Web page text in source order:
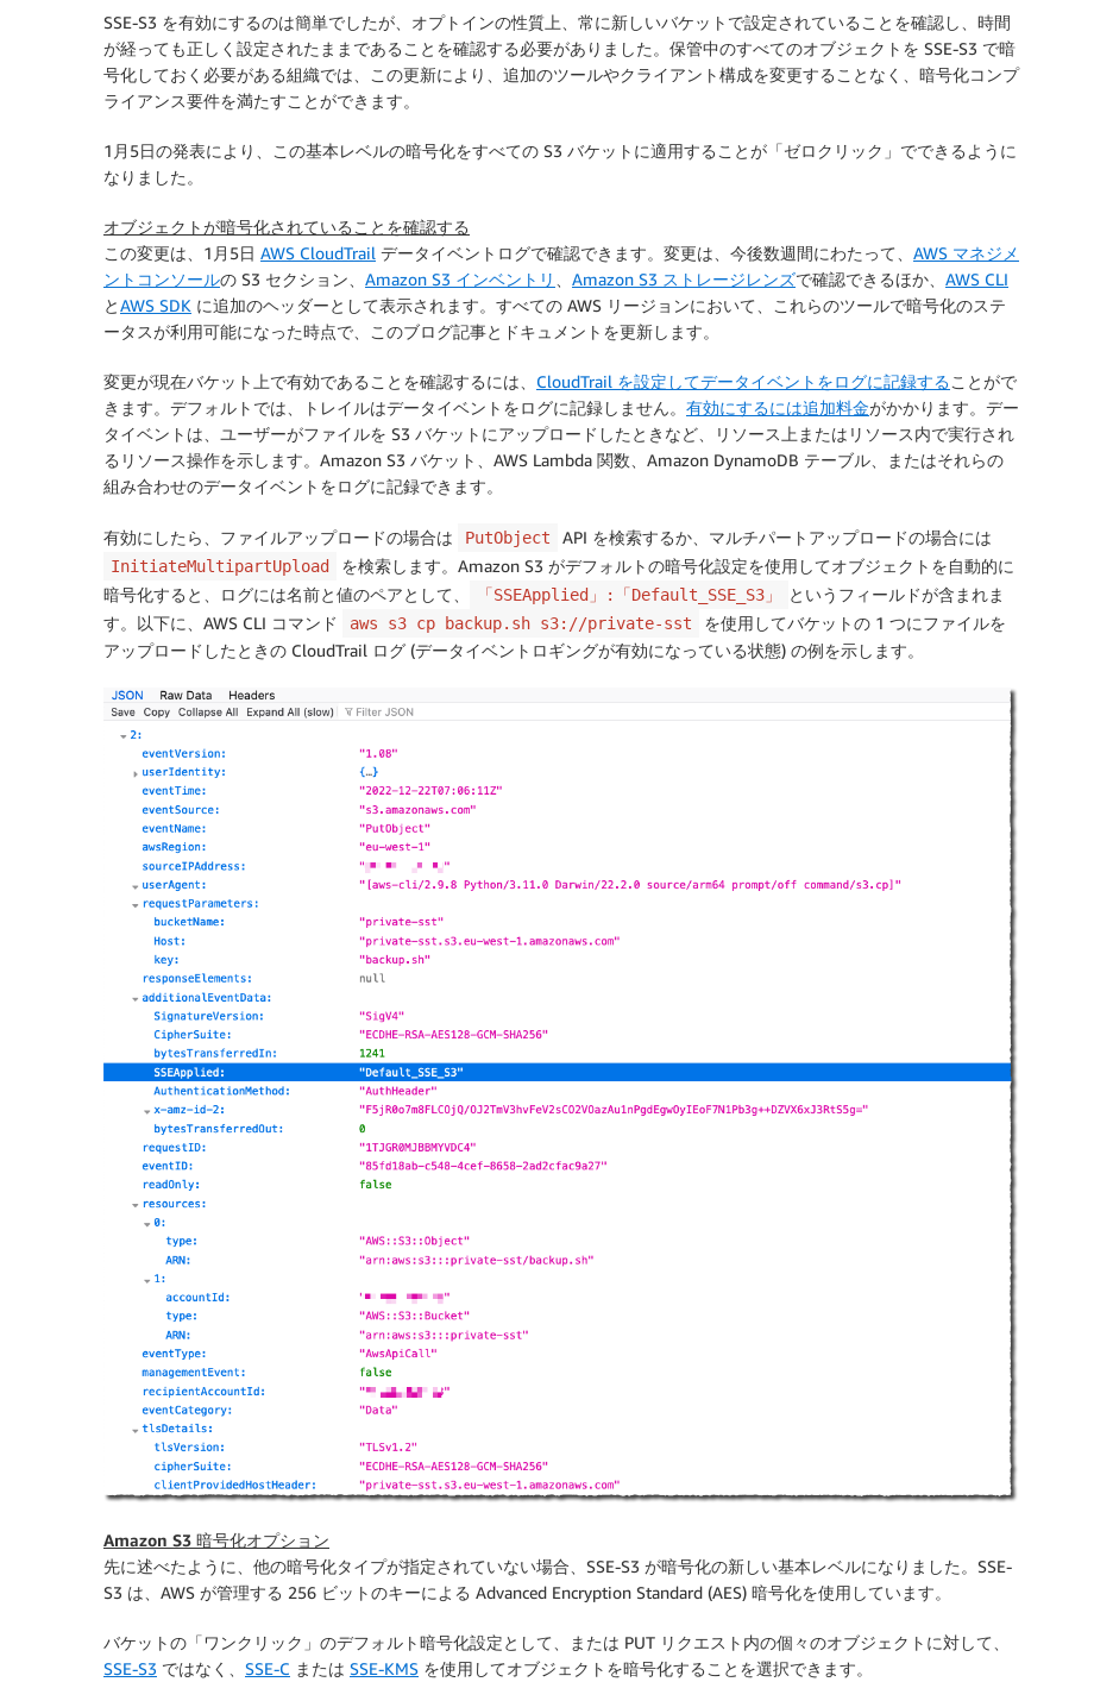
SSE-S3 を有効にするのは簡単でしたが、オプトインの性質上、常に新しいバケットで設定されていることを確認し、時間
が経っても正しく設定されたままであることを確認する必要がありました。保管中のすべてのオブジェクトを SSE-S3 で暗
号化しておく必要がある組織では、この更新により、追加のツールやクライアント構成を変更することなく、暗号化コンプ
ライアンス要件を満たすことができます。
1月5日の発表により、この基本レベルの暗号化をすべての S3 バケットに適用することが「ゼロクリック」でできるように
なりました。
オブジェクトが暗号化されていることを確認する
この変更は、1月5日 AWS CloudTrail データイベントログで確認できます。変更は、今後数週間にわたって、 AWS マネジメ
ントコンソールの S3 セクション、 Amazon S3 インベントリ Amazon S3 ストレージレンズで確認できるほか、 AWS CLI
とAWS SDK に追加のヘッダーとして表示されます。すべての AWS リージョンにおいて、これらのツールで暗号化のステ
ータスが利用可能になった時点で、このブログ記事とドキュメントを更新します。
変更が現在バケット上で有効であることを確認するには、 CloudTrail を設定してデータイベントをログに記録することがで
きます。デフォルトでは、トレイルはデータイベントをログに記録しません。 有効にするには追加料金がかかります。デー
タイベントは、ユーザーがファイルを S3 バケットにアップロードしたときなど、リソース上またはリソース内で実行され
るリソース操作を示します。Amazon S3 バケット、AWS Lambda 関数、Amazon DynamoDB テーブル、またはそれらの
組み合わせのデータイベントをログに記録できます。
有効にしたら、ファイルアップロードの場合は PutObject API を検索するか、マルチパートアップロードの場合には
InitiateMultipartUpload
を検索します。Amazon S3 がデフォルトの暗号化設定を使用してオブジェクトを自動的に
暗号化すると、ログには名前と値のペアとして、
「SSEApplied」:「Default_SSE_S3」
というフィールドが含まれま
す。以下に、AWS CLI コマンド
aws s3 cp backup.sh s3://private-sst
を使用してバケットの 1 つにファイルを
アップロードしたときの CloudTrail ログ (データイベントロギングが有効になっている状態) の例を示します。
Amazon S3 暗号化オプション
先に述べたように、他の暗号化タイプが指定されていない場合、SSE-S3 が暗号化の新しい基本レベルになりました。SSE-
S3 は、AWS が管理する 256 ビットのキーによる Advanced Encryption Standard (AES) 暗号化を使用しています。
バケットの「ワンクリック」のデフォルト暗号化設定として、または PUT リクエスト内の個々のオブジェクトに対して、
SSE-S3 ではなく、 SSE-C または SSE-KMS を使用してオブジェクトを暗号化することを選択できます。